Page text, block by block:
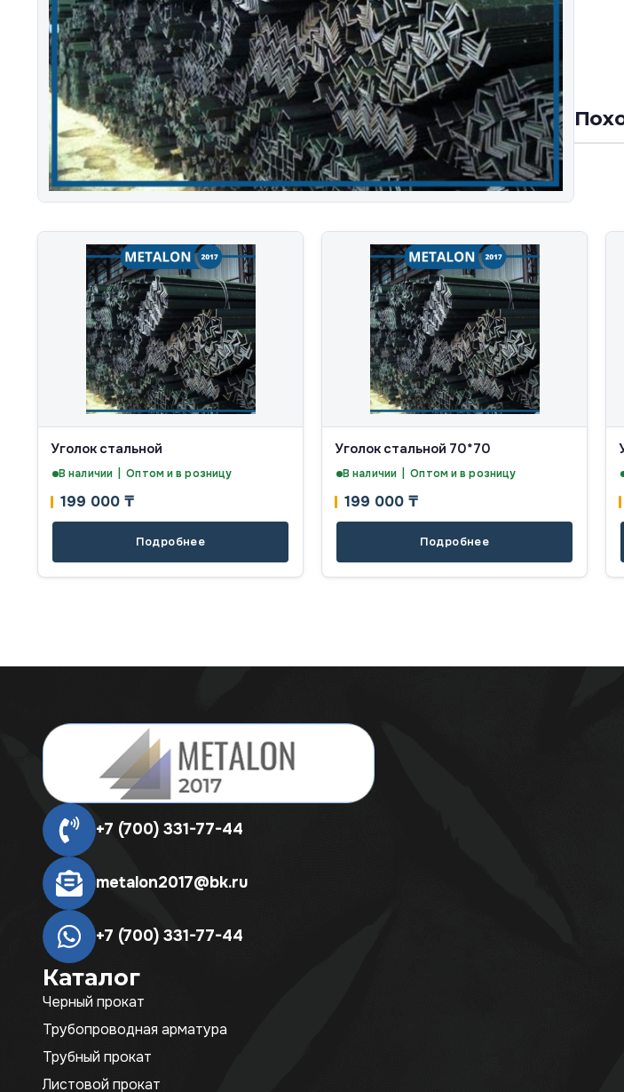
Уголок стальной
В наличии | Оптом и в розницу
199 000 ₸
Подробнее
Уголок стальной 70*70
В наличии | Оптом и в розницу
199 000 ₸
Подробнее
+7 (700) 331-77-44
metalon2017@bk.ru
+7 (700) 331-77-44
Каталог
Черный прокат
Трубопроводная арматура
Трубный прокат
Листовой прокат